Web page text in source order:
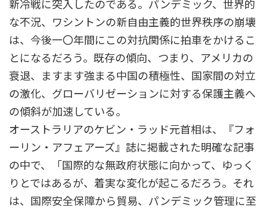
新冷戦に突入したのである。パンデミック、世界的
な不況、ワシントンの新自由主義的世界秩序の崩壊
は、今後一〇年間にこの対抗関係に拍車をかけるこ
とになるだろう。既存の傾向、つまり、アメリカの
衰退、ますます強まる中国の積極性、国家間の対立
の激化、グローバリゼーションに対する保護主義へ
の傾斜が加速している。
オーストラリアのケビン・ラッド元首相は、『フォ
ーリン・アフェアーズ』誌に掲載された明確な記事
の中で、「国際的な無政府状態に向かって、ゆっく
りとではあるが、着実な変化が起こるだろう。それ
は、国際安全保障から貿易、パンデミック管理に至